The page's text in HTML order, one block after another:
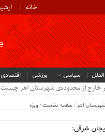
خانه
سیاسی ورزشی اقتصادی
خارج از محدوده‌ی شهرستان اهر
شهرستان اهر /صفحه نخست/ ویژه
شرقی: